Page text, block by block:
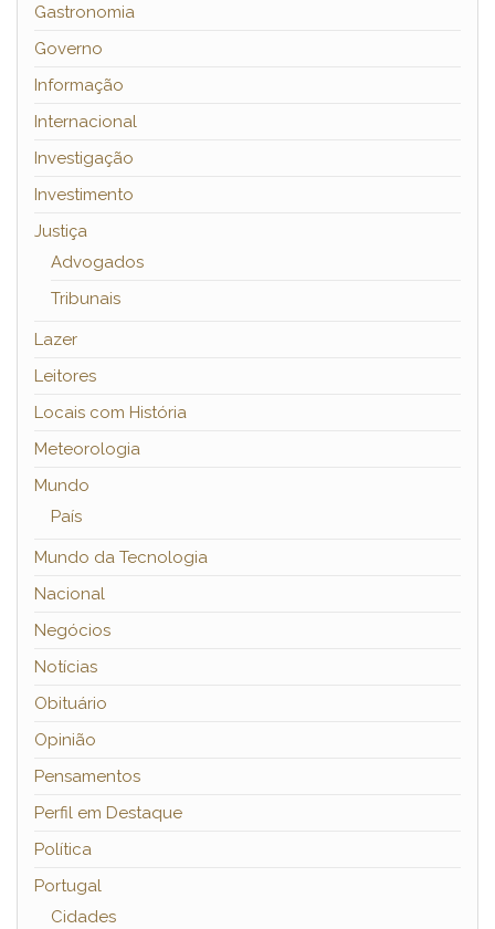
Gastronomia
Governo
Informação
Internacional
Investigação
Investimento
Justiça
Advogados
Tribunais
Lazer
Leitores
Locais com História
Meteorologia
Mundo
País
Mundo da Tecnologia
Nacional
Negócios
Notícias
Obituário
Opinião
Pensamentos
Perfil em Destaque
Política
Portugal
Cidades